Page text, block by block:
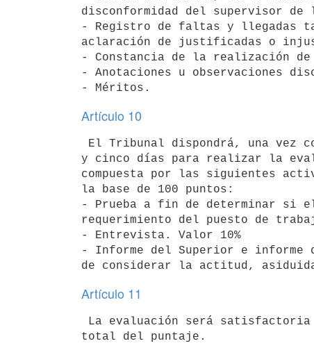
disconformidad del supervisor de
- Registro de faltas y llegadas
aclaración de justificadas o
- Constancia de la realización
- Anotaciones u observaciones
Artículo 10
y cinco días para realizar la
compuesta por las siguientes
la base de 100 puntos:
- Prueba a fin de determinar si
requerimiento del puesto de
- Entrevista. Valor 10%
- Informe del Superior e informe
Artículo 11